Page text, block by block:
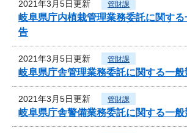
2021年3月5日更新 管財課
岐阜県庁内植栽管理業務委託に関す
告
2021年3月5日更新 管財課
岐阜県庁舎管理業務委託に関する一
2021年3月5日更新 管財課
岐阜県庁舎警備業務委託に関する一